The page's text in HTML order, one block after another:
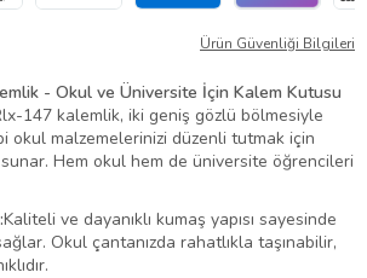
Ürün Güvenliği Bilgileri
- Okul ve Üniversite İçin Kalem Kutusu
147 kalemlik, iki geniş gözlü bölmesiyle
okul malzemelerinizi düzenli tutmak için
Hem okul hem de üniversite öğrencileri
Kaliteli ve dayanıklı kumaş yapısı sayesinde
Okul çantanızda rahatlıkla taşınabilir,